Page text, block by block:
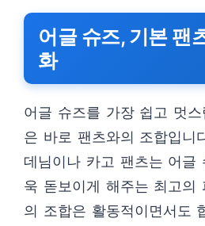
어글 슈즈, 기본 팬
화
어글 슈즈를 가장 쉽고 멋
은 바로 팬츠와의 조합입니
데님이나 카고 팬츠는 어글
욱 돋보이게 해주는 최고의
의 조합은 활동적이면서도